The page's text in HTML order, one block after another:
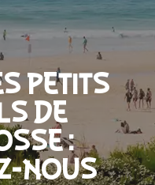
Petits
De
:
Nous